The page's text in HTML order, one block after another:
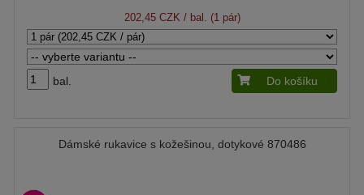
202,45 CZK / bal. (1 pár)
bal. Do košíku
Dámské rukavice s kožešinou, dotykové 870486